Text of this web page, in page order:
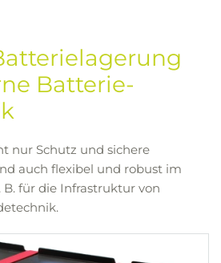
Batterie-
nur Schutz und sichere
auch flexibel und robust im
für die Infrastruktur von